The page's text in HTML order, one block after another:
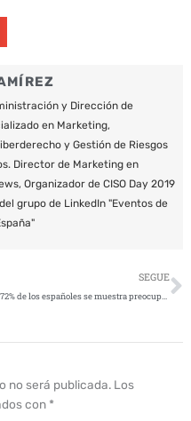
y Dirección de
en Marketing,
y Gestión de Riesgos
Director de Marketing en
Organizador de CISO Day 2019
grupo de LinkedIn "Eventos de
SEGUE
El 72% de los españoles se muestra preocupado por la seguridad en el móvil
no será publicada. Los
con *